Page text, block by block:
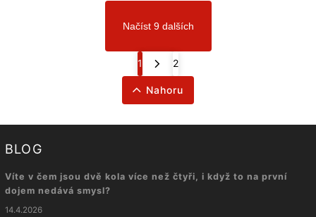
Načíst 9 dalších
1 2
Nahoru
BLOG
Víte v čem jsou dvě kola více než čtyři, i když to na první
dojem nedává smysl?
14.4.2026